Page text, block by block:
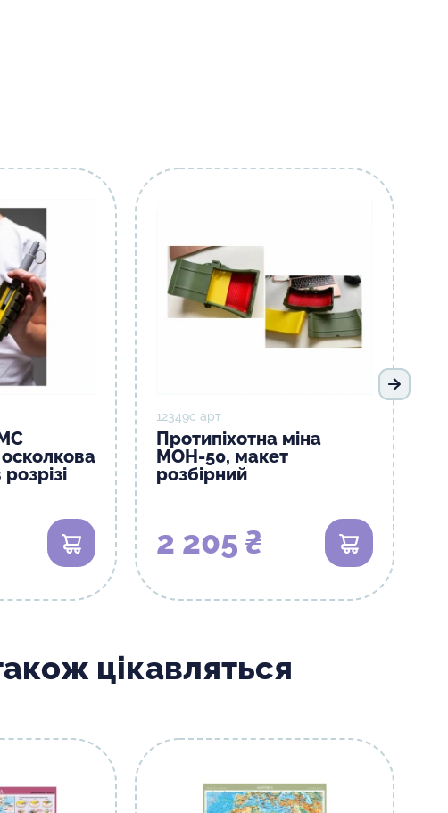
В кошик
12349с арт
Протипіхотна міна
МОН-50, макет
розбірний
2 205 ₴ В кошик
цікавляться